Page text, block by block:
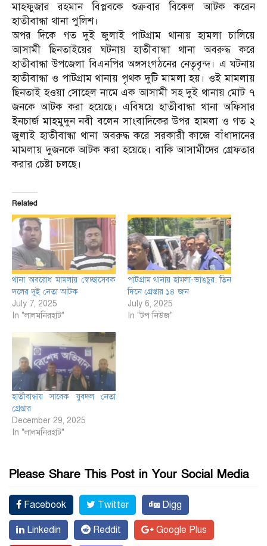
মাহফুজার রহমান বিপ্লবকে শুক্রবার বিকেল আটক করেন
হাতীবান্ধা থানা পুলিশ।
অপর দিকে গত দুই জুলাই পাটগ্রাম থানায় হামলা চালিয়ে
আসামী ছিনতাইয়ের ঘটনায় হাতীবান্ধা থানা অবরুদ্ধ করে
হাতীবান্ধা উপজেলা বিএনপির অঙ্গসংগঠনের নেতৃবৃন্দ। এ ঘটনায়
হাতীবান্ধা ও পাটগ্রাম থানায় পৃথক দুটি মামলা হয়। ওই মামলায়
ছিনতাই হওয়া সোহেল নামে এক আসামী সহ দুই থানায় মোট ৭
জনকে আটক করা হয়েছে। এবিষয়ে হাতীবান্ধা থানা অফিসার
ইনচার্জ মাহমুদুন নবী বলেন সাংবাদিকের উপর হামলা ও গত ২
জুলাই হাতীবান্ধা থানা অবরুদ্ধ করে সরকারী কাজে বাঁধাদানের
মামলায় দুজনকে আটক করা হয়েছে। বাকি আসামীদের গ্রেফতার
করার চেষ্টা চলছে।
Related
থানা অবরোধ মামলায় স্বেচ্ছাসেবক
দলের দুই নেতা আটক
July 7, 2025
In "লালমনিরহাট"
পাটগ্রাম থানায় হামলা-ভাঙচুর: তিন
দিনে গ্রেপ্তার ১৪ জন
July 6, 2025
In "টপ নিউজ"
হাতীবান্ধায় সাবেক যুবদল নেতা
গ্রেপ্তার
December 29, 2025
In "লালমনিরহাট"
Please Share This Post in Your Social Media
Facebook Twitter Digg
Linkedin Reddit Google Plus